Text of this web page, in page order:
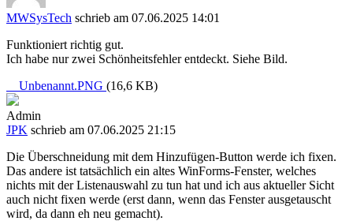
MWSysTech schrieb am 07.06.2025 14:01
Funktioniert richtig gut.
Ich habe nur zwei Schönheitsfehler entdeckt. Siehe Bild.
Unbenannt.PNG (16,6 KB)
Admin
JPK schrieb am 07.06.2025 21:15
Die Überschneidung mit dem Hinzufügen-Button werde ich fixen.
Das andere ist tatsächlich ein altes WinForms-Fenster, welches
nichts mit der Listenauswahl zu tun hat und ich aus aktueller Sicht
auch nicht fixen werde (erst dann, wenn das Fenster ausgetauscht
wird, da dann eh neu gemacht).